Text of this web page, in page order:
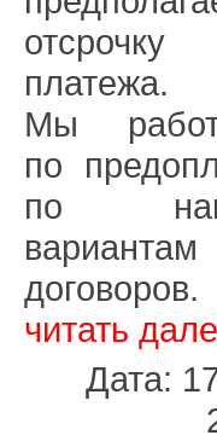
отсрочку
платежа.
Мы
по
по
вариантам
договоров.
читать
Дата: